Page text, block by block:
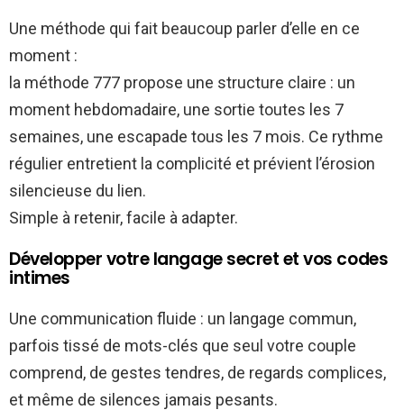
Une méthode qui fait beaucoup parler d’elle en ce
moment :
la méthode 777 propose une structure claire : un
moment hebdomadaire, une sortie toutes les 7
semaines, une escapade tous les 7 mois. Ce rythme
régulier entretient la complicité et prévient l’érosion
silencieuse du lien.
Simple à retenir, facile à adapter.
Développer votre langage secret et vos codes
intimes
Une communication fluide : un langage commun,
parfois tissé de mots-clés que seul votre couple
comprend, de gestes tendres, de regards complices,
et même de silences jamais pesants.